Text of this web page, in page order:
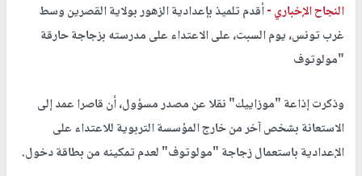
النجاح الإخباري -أقدم تلميذ بإعدادية الزهور بولاية القصرين وسط
غرب تونس، يوم السبت، على الاعتداء على مدرسته بزجاجة حارقة
"مولوتوف
وذكرت إذاعة "موزاييك" نقلا عن مصدر مسؤول، أن قاصرا عمد إلى
الاستعانة بشخص آخر من خارج المؤسسة التربوية للاعتداء على
الإعدادية باستعمال زجاجة "مولوتوف" لعدم تمكينه من بطاقة دخول.